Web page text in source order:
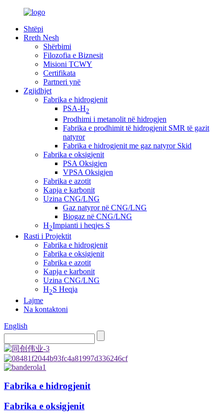
Shtëpi
Rreth Nesh
Shërbimi
Filozofia e Biznesit
Misioni TCWY
Certifikata
Partneri ynë
Zgjidhjet
Fabrika e hidrogjenit
PSA-H2
Prodhimi i metanolit në hidrogjen
Fabrika e prodhimit të hidrogjenit SMR të gazit
natyror
Fabrika e hidrogjenit me gaz natyror Skid
Fabrika e oksigjenit
PSA Oksigjen
VPSA Oksigjen
Fabrika e azotit
Kapja e karbonit
Uzina CNG/LNG
Gaz natyror në CNG/LNG
Biogaz në CNG/LNG
H2Impianti i heqjes S
Rasti i Projektit
Fabrika e hidrogjenit
Fabrika e oksigjenit
Fabrika e azotit
Kapja e karbonit
Uzina CNG/LNG
H2S Heqja
Lajme
Na kontaktoni
English
Fabrika e hidrogjenit
Fabrika e oksigjenit